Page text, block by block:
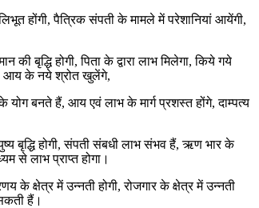
होंगी, पैत्रिक संपती के मामले में परेशानियां आयेंगी,
की बृद्धि होगी, पिता के द्वारा लाभ मिलेगा, किये गये
आय के नये श्रोत खुलेंगे,
योग बनते हैं, आय एवं लाभ के मार्ग प्रशस्त होंगे, दाम्पत्य
बृद्धि होगी, संपती संबधी लाभ संभव हैं, ऋण भार के
से लाभ प्राप्त होगा।
के क्षेत्र में उन्नती होगी, रोजगार के क्षेत्र में उन्नती
हैं।